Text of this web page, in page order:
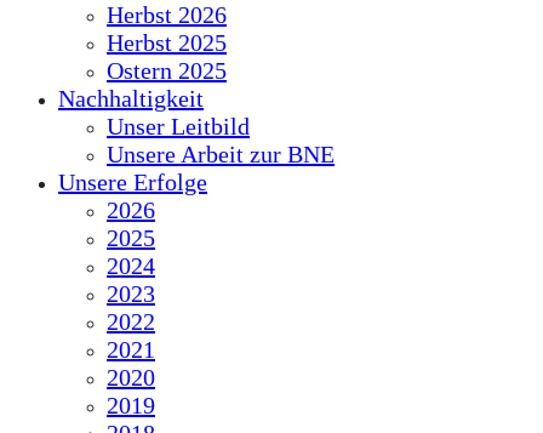
Herbst 2026
Herbst 2025
Ostern 2025
Nachhaltigkeit
Unser Leitbild
Unsere Arbeit zur BNE
Unsere Erfolge
2026
2025
2024
2023
2022
2021
2020
2019